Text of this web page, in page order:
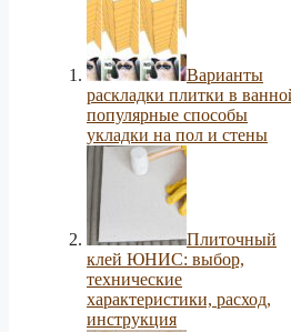
Варианты
раскладки плитки в
популярные способы
укладки на пол и стены
Плиточный
клей ЮНИС: выбор,
технические
характеристики, расход,
инструкция